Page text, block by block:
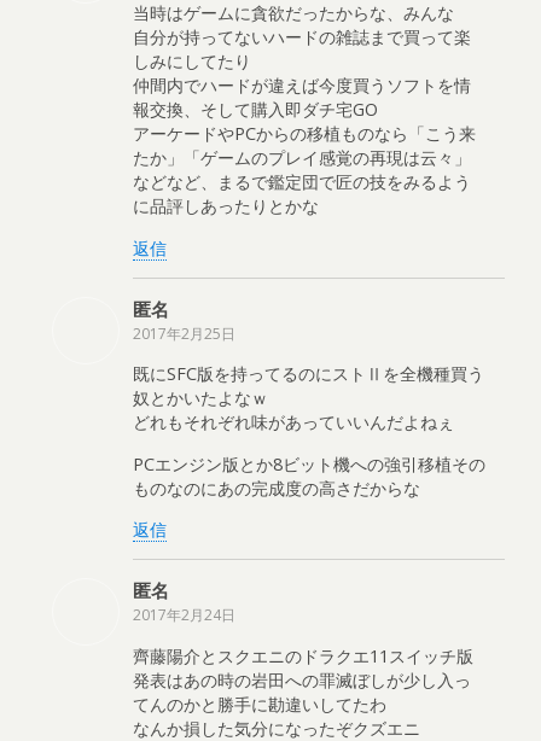
当時はゲームに貪欲だったからな、みんな
自分が持ってないハードの雑誌まで買って楽
しみにしてたり
仲間内でハードが違えば今度買うソフトを情
報交換、そして購入即ダチ宅GO
アーケードやPCからの移植ものなら「こう来
たか」「ゲームのプレイ感覚の再現は云々」
などなど、まるで鑑定団で匠の技をみるよう
に品評しあったりとかな
返信
匿名
2017年2月25日
既にSFC版を持ってるのにストⅡを全機種買う
奴とかいたよなｗ
どれもそれぞれ味があっていいんだよねぇ
PCエンジン版とか8ビット機への強引移植その
ものなのにあの完成度の高さだからな
返信
匿名
2017年2月24日
齊藤陽介とスクエニのドラクエ11スイッチ版
発表はあの時の岩田への罪滅ぼしが少し入っ
てんのかと勝手に勘違いしてたわ
なんか損した気分になったぞクズエニ